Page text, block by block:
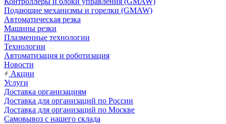
Подающие механизмы и горелки (GMAW)
Автоматическая резка
Машины резки
Плазменные технологии
Технологии
Автоматизация и роботизация
Новости
Акции
Услуги
Доставка организациям
Доставка для организаций по России
Доставка для организаций по Москве
Самовывоз с нашего склада